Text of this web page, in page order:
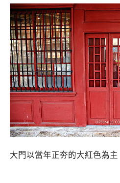
大門以當年正夯的大紅色為主